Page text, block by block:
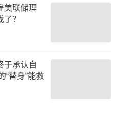
美联储理
？
于承认自
“替身”能救